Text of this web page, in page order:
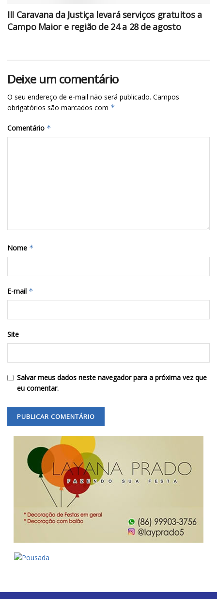
III Caravana da Justiça levará serviços gratuitos a
Campo Maior e região de 24 a 28 de agosto
Deixe um comentário
O seu endereço de e-mail não será publicado. Campos
obrigatórios são marcados com *
Comentário *
Nome *
E-mail *
Site
Salvar meus dados neste navegador para a próxima vez que
eu comentar.